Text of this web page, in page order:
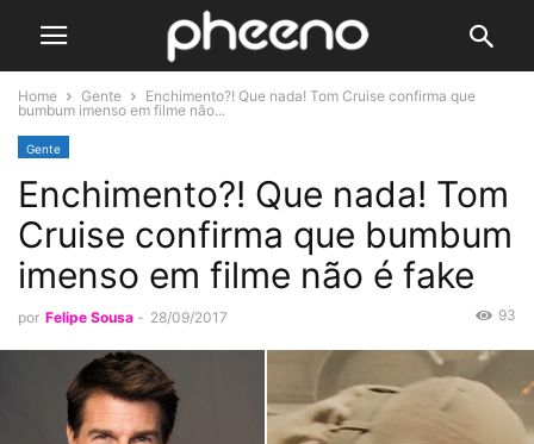
Home Gente
Enchimento?! Que nada! Tom Cruise confirma que
bumbum imenso em filme não...
Gente
Enchimento?! Que nada! Tom
Cruise confirma que bumbum
imenso em filme não é fake
por Felipe Sousa - 28/09/2017 93